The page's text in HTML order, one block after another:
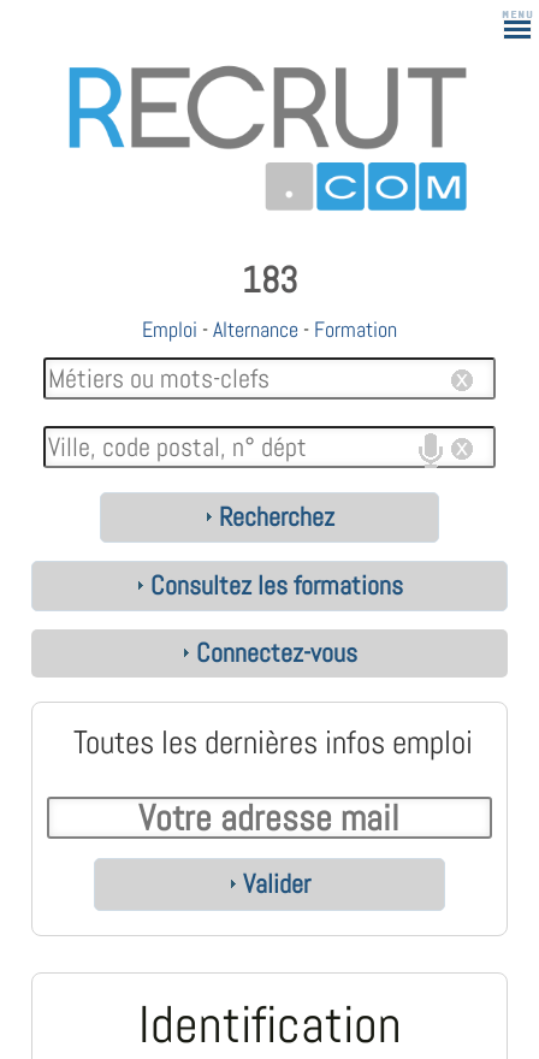
183
Emploi -Alternance - Formation
Recherchez
Consultez les formations
Connectez-vous
Toutes les dernières infos emploi
Valider
Identification